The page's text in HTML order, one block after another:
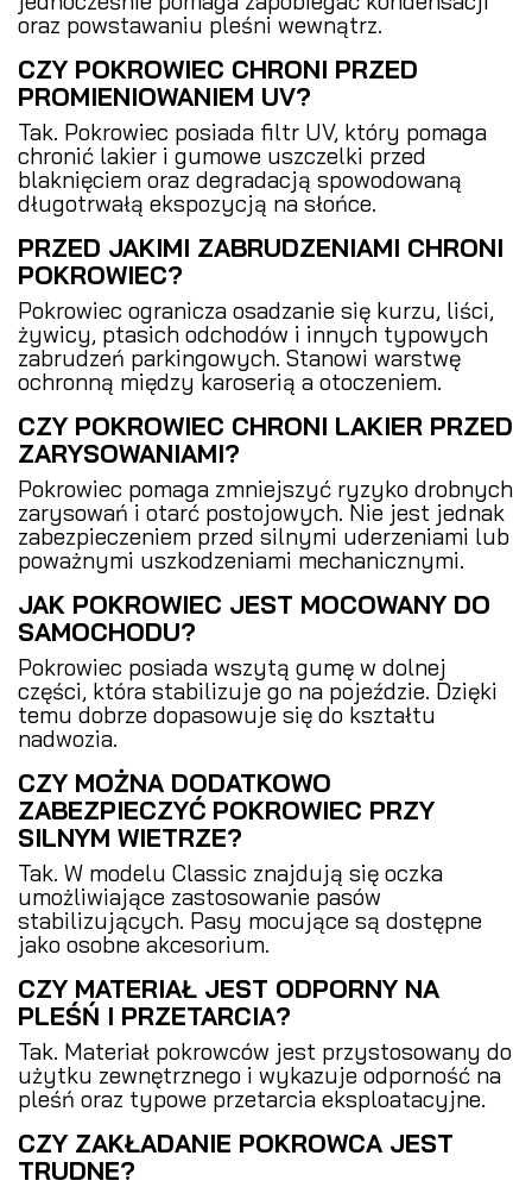
oraz powstawaniu pleśni wewnątrz.
CZY POKROWIEC CHRONI PRZED
PROMIENIOWANIEM UV?
Tak. Pokrowiec posiada filtr UV, który pomaga
chronić lakier i gumowe uszczelki przed
blaknięciem oraz degradacją spowodowaną
długotrwałą ekspozycją na słońce.
PRZED JAKIMI ZABRUDZENIAMI CHRONI
POKROWIEC?
Pokrowiec ogranicza osadzanie się kurzu, liści,
żywicy, ptasich odchodów i innych typowych
zabrudzeń parkingowych. Stanowi warstwę
ochronną między karoserią a otoczeniem.
CZY POKROWIEC CHRONI LAKIER PRZED
ZARYSOWANIAMI?
Pokrowiec pomaga zmniejszyć ryzyko drobnych
zarysowań i otarć postojowych. Nie jest jednak
zabezpieczeniem przed silnymi uderzeniami lub
poważnymi uszkodzeniami mechanicznymi.
JAK POKROWIEC JEST MOCOWANY DO
SAMOCHODU?
Pokrowiec posiada wszytą gumę w dolnej
części, która stabilizuje go na pojeździe. Dzięki
temu dobrze dopasowuje się do kształtu
nadwozia.
CZY MOŻNA DODATKOWO
ZABEZPIECZYĆ POKROWIEC PRZY
SILNYM WIETRZE?
Tak. W modelu Classic znajdują się oczka
umożliwiające zastosowanie pasów
stabilizujących. Pasy mocujące są dostępne
jako osobne akcesorium.
CZY MATERIAŁ JEST ODPORNY NA
PLEŚŃ I PRZETARCIA?
Tak. Materiał pokrowców jest przystosowany do
użytku zewnętrznego i wykazuje odporność na
pleśń oraz typowe przetarcia eksploatacyjne.
CZY ZAKŁADANIE POKROWCA JEST
TRUDNE?